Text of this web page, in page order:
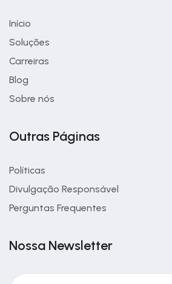
Início
Soluções
Carreiras
Blog
Sobre nós
Outras Páginas
Políticas
Divulgação Responsável
Perguntas Frequentes
Nossa Newsletter